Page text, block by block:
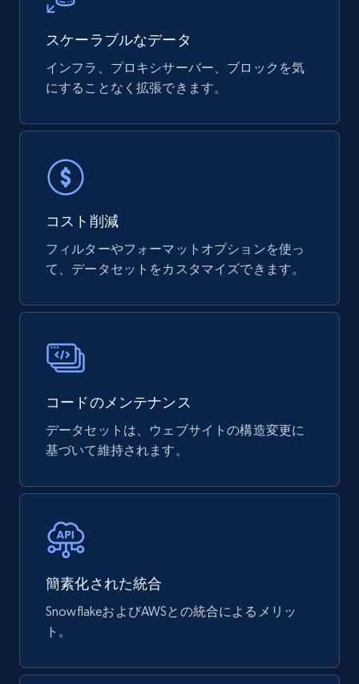
Initial price, Discount, Final price, and more.
eCommerce
821+ 80+ 今すぐ購入
Digikey - Products
Description, Manufacturer, Manufacturer url,
Datasheet url, Rohs compliant, and more.
eCommerce
775+
mercadolivre.com.br products
Tags, Final price, Original price, and more.
eCommerce
747+ 39+
スケーラブルなデータ
インフラ、プロキシサーバー、ブロックを気
にすることなく拡張できます。
コスト削減
フィルターやフォーマットオプションを使っ
て、データセットをカスタマイズできます。
コードのメンテナンス
データセットは、ウェブサイトの構造変更に
基づいて維持されます。
簡素化された統合
SnowflakeおよびAWSとの統合によるメリッ
ト。